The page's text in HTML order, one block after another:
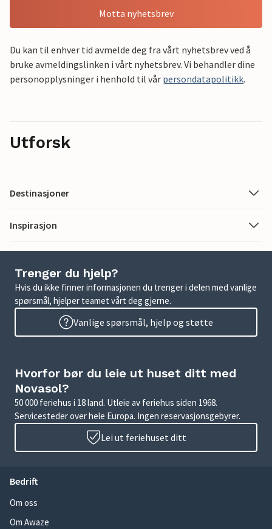
Motta nyhetsbrev
Du kan til enhver tid avmelde deg fra vårt nyhetsbrev ved å
bruke avmeldingslinken i vårt nyhetsbrev. Vi behandler dine
personopplysninger i henhold til vår persondatapolitikk.
Utforsk
Destinasjoner
Inspirasjon
Trenger du hjelp?
Hvis du ikke finner informasjonen du trenger i delen med vanlige
spørsmål, hjelper teamet vårt deg gjerne.
Vanlige spørsmål, hjelp og støtte
Hvorfor bør du leie ut huset ditt med
Novasol?
50 000 feriehus i 18 land. Utleie av feriehus siden 1968.
Servicesteder over hele Europa. Ingen reservasjonsgebyrer.
Lei ut feriehuset ditt
Bedrift
Om oss
Om Awaze